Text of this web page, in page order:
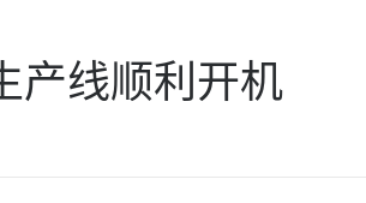
产线顺利开机